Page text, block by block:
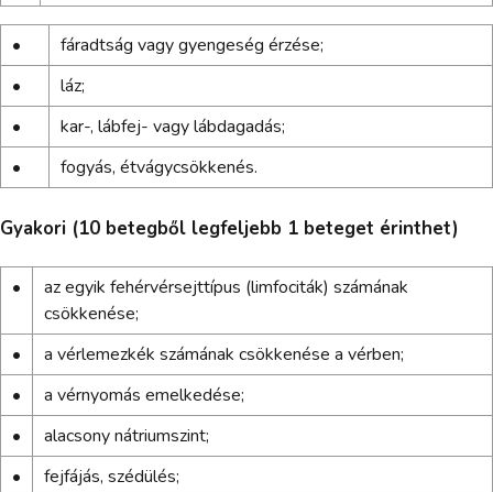
•
fáradtság vagy gyengeség érzése;
•
láz;
•
kar-, lábfej- vagy lábdagadás;
•
fogyás, étvágycsökkenés.
Gyakori (10 betegből legfeljebb 1 beteget érinthet)
•
az egyik fehérvérsejttípus (limfociták) számának
csökkenése;
•
a vérlemezkék számának csökkenése a vérben;
•
a vérnyomás emelkedése;
•
alacsony nátriumszint;
•
fejfájás, szédülés;